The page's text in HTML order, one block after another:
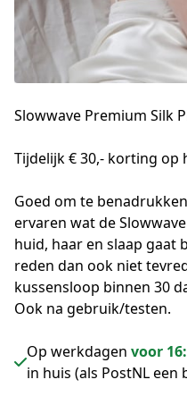
Slowwave Premium Silk
Tijdelijk € 30,- korting op
Goed om te
ervaren wat de
huid, haar en slaap gaat
reden dan ook niet
kussensloop binnen 30
Ook na gebruik/testen.
Op werkdagen voor
in huis (als PostNL een